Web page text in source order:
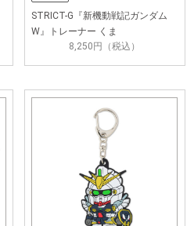
STRICT-G『新機動戦記ガンダム
W』トレーナー くま
8,250円（税込）